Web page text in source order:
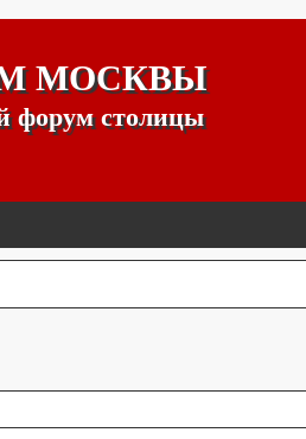
МОСКВЫ
форум столицы